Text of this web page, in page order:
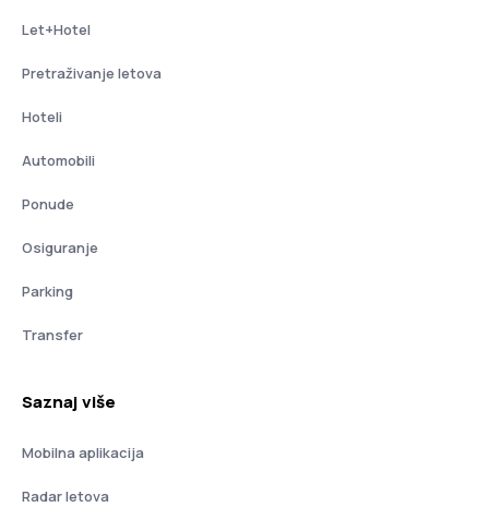
Let+Hotel
Pretraživanje letova
Hoteli
Automobili
Ponude
Osiguranje
Parking
Transfer
Saznaj više
Mobilna aplikacija
Radar letova